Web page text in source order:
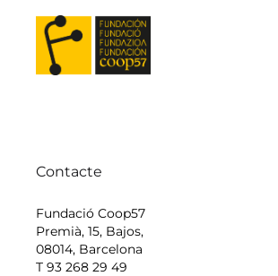
Contacte
Fundació Coop57
Premià, 15, Bajos,
08014, Barcelona
T 93 268 29 49